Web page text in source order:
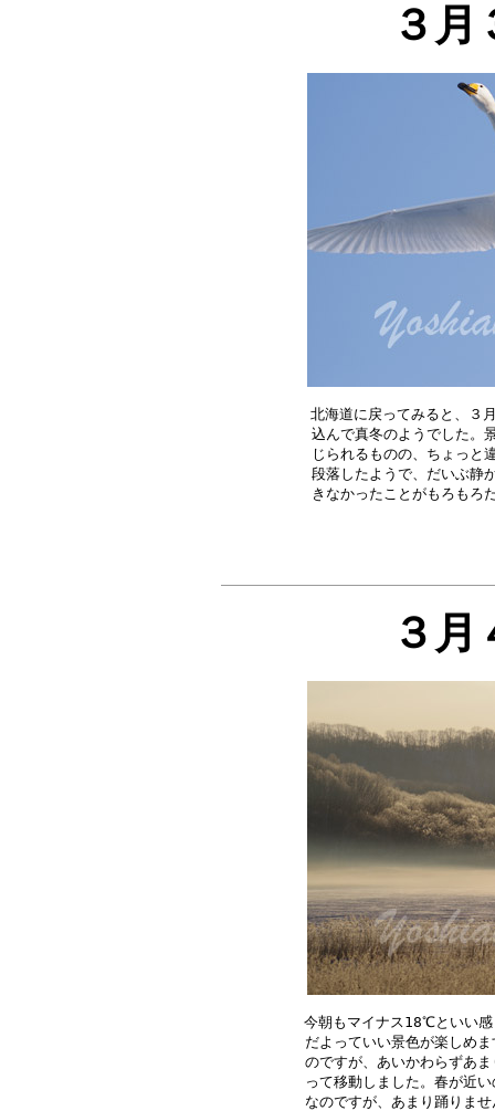
３月
北海道に戻ってみると、３
込んで真冬のようでした。
じられるものの、ちょっと
段落したようで、だいぶ静
３月
今朝もマイナス18℃といい
だよっていい景色が楽しめ
のですが、あいかわらずあ
って移動しました。春が近